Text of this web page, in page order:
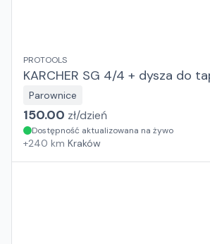
PROTOOLS
KARCHER SG 4/4 + dysza do
Parownice
150.00 zł/dzień
Dostępność aktualizowana na żywo
+240 km Kraków